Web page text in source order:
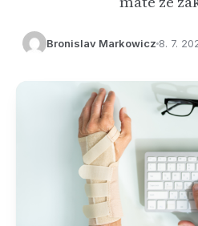
Bronislav Markowicz 8. 7.